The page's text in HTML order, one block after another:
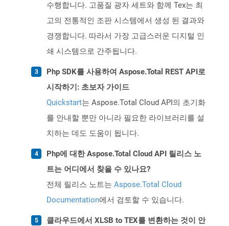
수행합니다. 고품질 광자 세트와 함께 Tex는 최
고의 전통적인 조판 시스템에서 생성 된 결과와
경쟁합니다. 따라서 가장 고급스러운 디지털 인
쇄 시스템으로 간주됩니다.
Php SDK를 사용하여 Aspose.Total REST API로
시작하기: 초보자 가이드
Quickstart는 Aspose.Total Cloud API의 초기화
를 안내할 뿐만 아니라 필요한 라이브러리를 설
치하는 데도 도움이 됩니다.
Php에 대한 Aspose.Total Cloud API 릴리스 노
트는 어디에서 찾을 수 있나요?
전체 릴리스 노트는 Aspose.Total Cloud
Documentation에서 검토할 수 있습니다.
클라우드에서 XLSB to TEX를 변환하는 것이 안